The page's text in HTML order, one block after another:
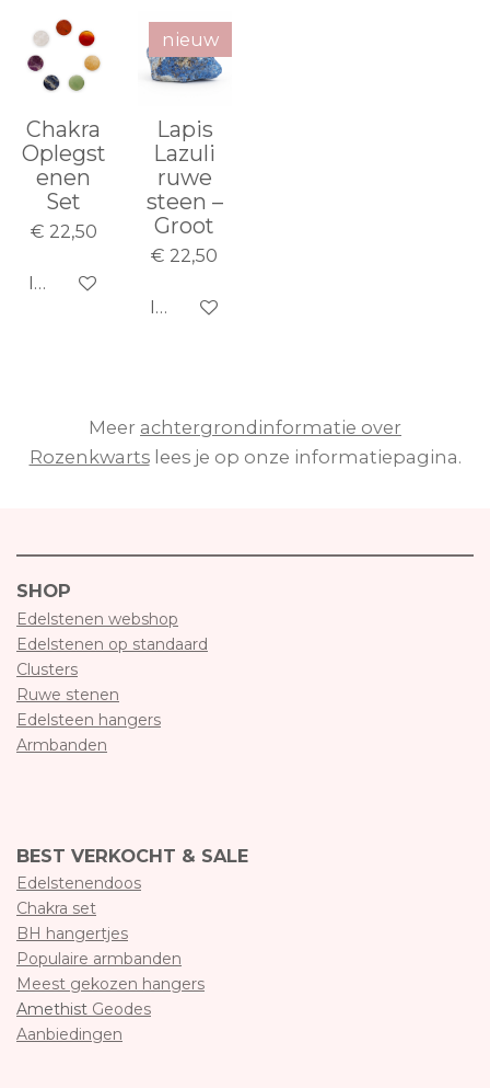
Chakra
Oplegst
enen
Set
€ 22,50
In winkelwagen
nieuw
Lapis
Lazuli
ruwe
steen –
Groot
€ 22,50
In winkelwagen
Meer achtergrondinformatie over
Rozenkwartslees je op onze informatiepagina.
SHOP
Edelstenen webshop
Edelstenen op standaard
Clusters
Ruwe stenen
Edelsteen hangers
Armbanden
BEST VERKOCHT & SALE
Edelstenendoos
Chakra set
BH hangertjes
Populaire armbanden
Meest gekozen hangers
Amethist Geodes
Aanbiedingen